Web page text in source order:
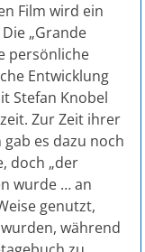
Film wird ein
„Grande
persönliche
Entwicklung
Stefan Knobel
Zur Zeit ihrer
es dazu noch
doch „der
wurde … an
genutzt,
während